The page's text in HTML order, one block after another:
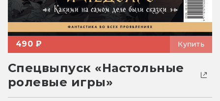
490 ₽ Купить
Спецвыпуск «Настольные
ролевые игры»